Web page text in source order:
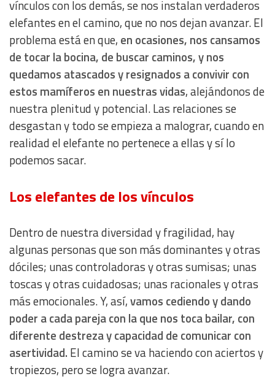
vínculos con los demás, se nos instalan verdaderos
elefantes en el camino, que no nos dejan avanzar. El
problema está en que, en ocasiones, nos cansamos
de tocar la bocina, de buscar caminos, y nos
quedamos atascados y resignados a convivir con
estos mamíferos en nuestras vidas, alejándonos de
nuestra plenitud y potencial. Las relaciones se
desgastan y todo se empieza a malograr, cuando en
realidad el elefante no pertenece a ellas y sí lo
podemos sacar.
Los elefantes de los vínculos
Dentro de nuestra diversidad y fragilidad, hay
algunas personas que son más dominantes y otras
dóciles; unas controladoras y otras sumisas; unas
toscas y otras cuidadosas; unas racionales y otras
más emocionales. Y, así,vamos cediendo y dando
poder a cada pareja con la que nos toca bailar, con
diferente destreza y capacidad de comunicar con
asertividad. El camino se va haciendo con aciertos y
tropiezos, pero se logra avanzar.